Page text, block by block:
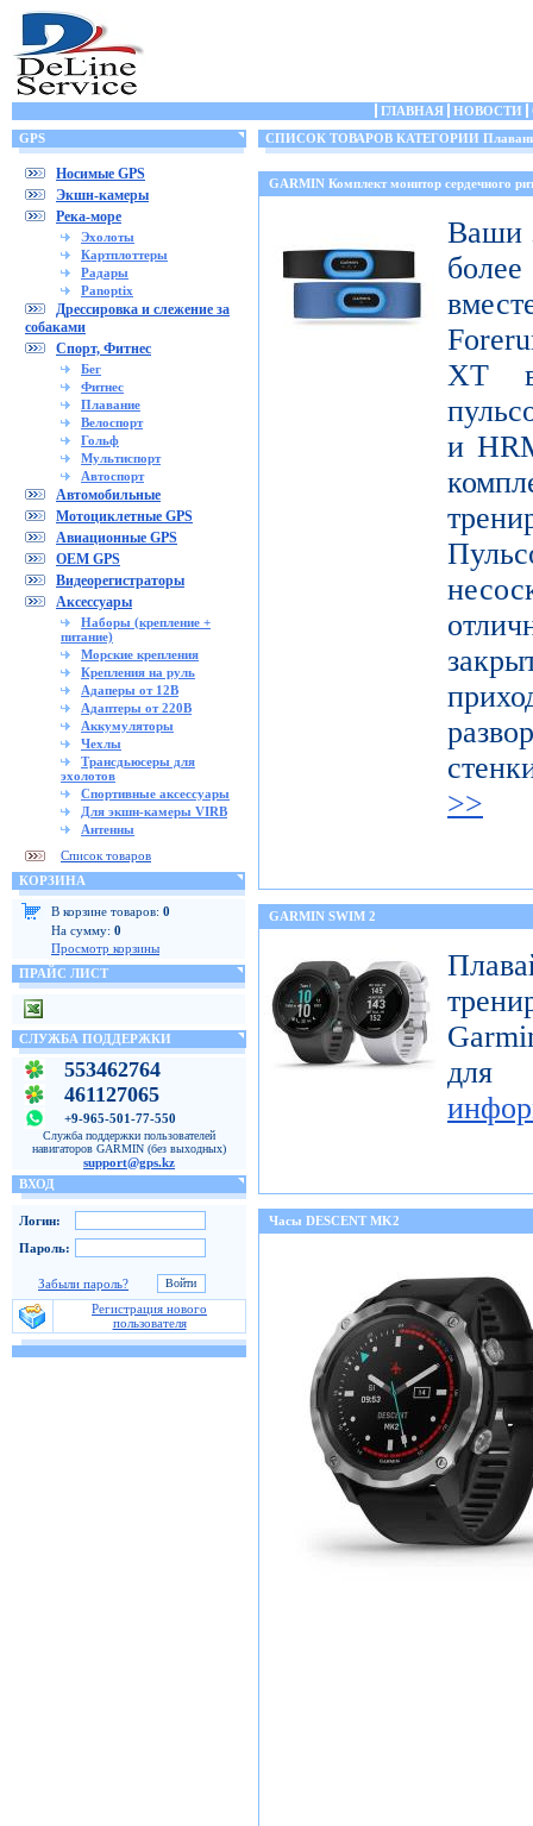
ГЛАВНАЯ НОВОСТИ
GPS
Носимые GPS
Экшн-камеры
Река-море
Эхолоты
Картплоттеры
Радары
Panoptix
Дрессировка и слежение за
собаками
Спорт, Фитнес
Бег
Фитнес
Плавание
Велоспорт
Гольф
Мультиспорт
Автоспорт
Автомобильные
Мотоциклетные GPS
Авиационные GPS
OEM GPS
Видеорегистраторы
Аксессуары
Наборы (крепление +
питание)
Морские крепления
Крепления на руль
Адаперы от 12В
Адаптеры от 220В
Аккумуляторы
Чехлы
Трансдьюсеры для
эхолотов
Спортивные аксессуары
Для экшн-камеры VIRB
Антенны
Список товаров
КОРЗИНА
В корзине товаров: 0
На сумму: 0
Просмотр корзины
ПРАЙС ЛИСТ
СЛУЖБА ПОДДЕРЖКИ
553462764
461127065
+9-965-501-77-550
Служба поддержки пользователей
навигаторов GARMIN (без выходных)
support@gps.kz
ВХОД
Логин:
Пароль:
Забыли пароль?
Регистрация нового
пользователя
СПИСОК ТОВАРОВ КАТЕГОРИИ
GARMIN Комплект монитор сердечного
Ваши
XT
и
>>
GARMIN SWIM 2
для
Часы DESCENT MK2